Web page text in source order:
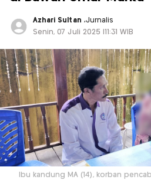
Azhari Sultan ,Jurnalis
Senin, 07 Juli 2025 |11:31 WIB
Ibu kandung MA (14), korban